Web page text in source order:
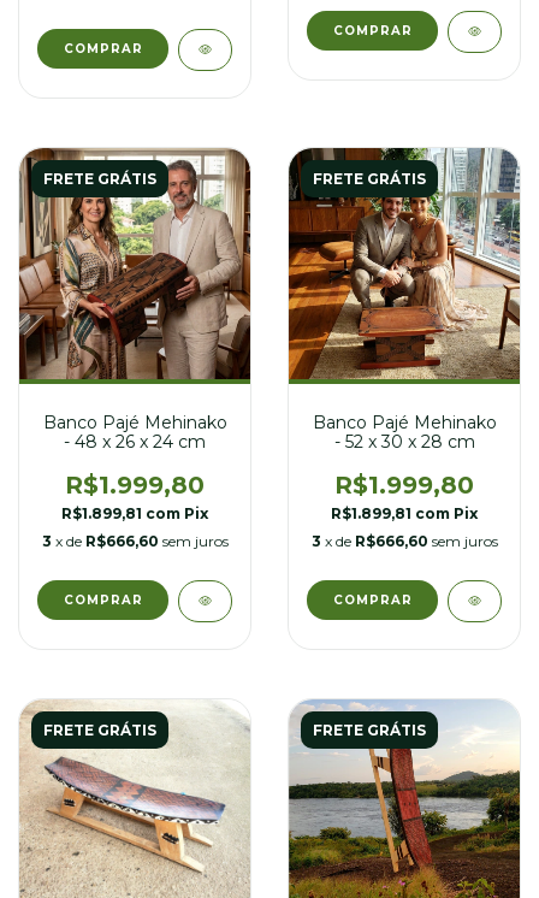
FRETE GRÁTIS
Banco Pajé Mehinako
- 48 x 26 x 24 cm
R$1.999,80
R$1.899,81 com Pix
3 x de R$666,60 sem juros
FRETE GRÁTIS
Banco Pajé Mehinako
- 52 x 30 x 28 cm
R$1.999,80
R$1.899,81 com Pix
3 x de R$666,60 sem juros
FRETE GRÁTIS FRETE GRÁTIS